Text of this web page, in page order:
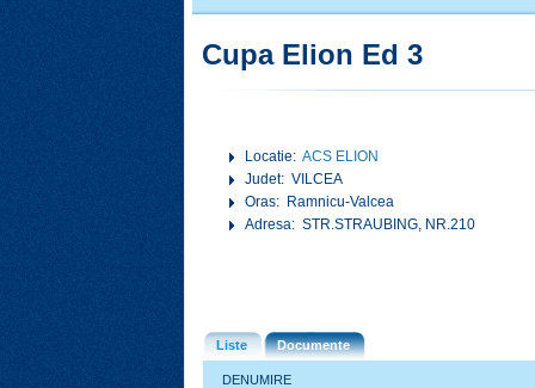
Cupa Elion Ed 3
Locatie:ACS ELION
Judet: VILCEA
Oras: Ramnicu-Valcea
Adresa: STR.STRAUBING, NR.210
Liste Documente
DENUMIRE